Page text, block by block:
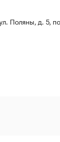
Поляны, д. 5,